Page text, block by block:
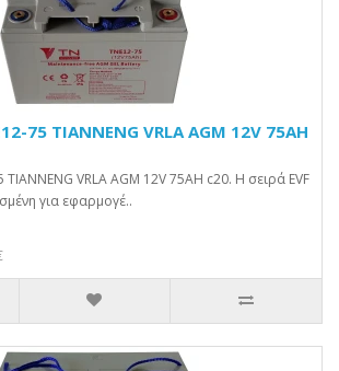
75 TIANNENG VRLA AGM 12V 75AH
VRLA AGM 12V 75AH c20. Η σειρά EVF
για εφαρμογέ..